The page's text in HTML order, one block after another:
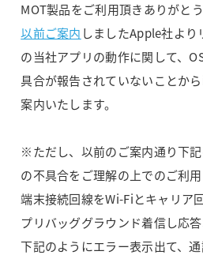
MOT製品をご利用頂きありがとう
以前ご案内 しましたApple社より
の当社アプリの動作に関して、
具合が報告されていないことか
案内いたします。
※ただし、以前のご案内通り下
の不具合をご理解の上でのご利用
端末接続回線をWi-Fiとキャリア
プリバッググラウンド着信し応答
下記のようにエラー表示出て、